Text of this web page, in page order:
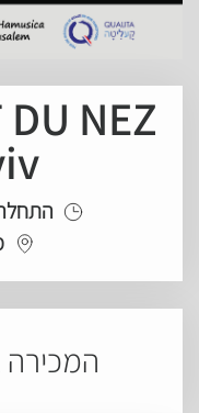
DU NEZ
המכירה